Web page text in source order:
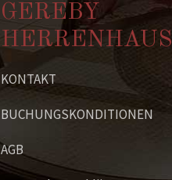
GEREBY
HERRENHAUS
KONTAKT
BUCHUNGSKONDITIONEN
AGB